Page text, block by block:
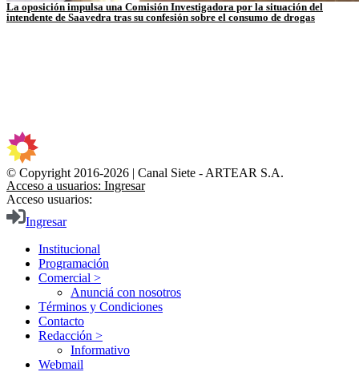
La oposición impulsa una Comisión Investigadora por la situación del
intendente de Saavedra tras su confesión sobre el consumo de drogas
© Copyright 2016-2026 | Canal Siete - ARTEAR S.A.
Acceso a usuarios: Ingresar
Acceso usuarios:
Ingresar
Institucional
Programación
Comercial >
Anunciá con nosotros
Términos y Condiciones
Contacto
Redacción >
Informativo
Webmail